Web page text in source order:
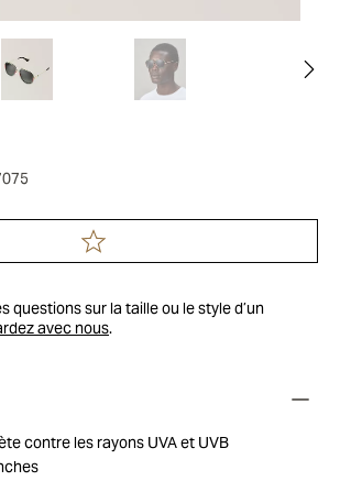
questions sur la taille ou le style d’un
avec nous.
contre les rayons UVA et UVB